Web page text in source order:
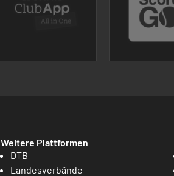
Weitere Plattformen
DTB
Landesverbände